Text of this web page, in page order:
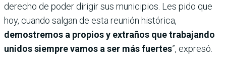
derecho de poder dirigir sus municipios. Les pido que
hoy, cuando salgan de esta reunión histórica,
demostremos a propios y extraños que trabajando
unidos siempre vamos a ser más fuertes”, expresó.